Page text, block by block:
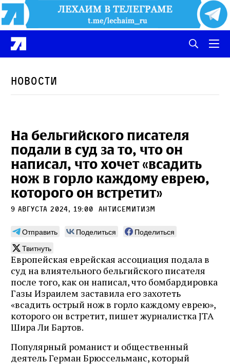
Новости
На бельгийского писателя
подали в суд за то, что он
написал, что хочет «всадить
нож в горло каждому еврею,
которого он встретит»
9 августа 2024, 19:00 антисемитизм
Отправить Поделиться
Поделиться
Твитнуть
Европейская еврейская ассоциация подала в
суд на влиятельного бельгийского писателя
после того, как он написал, что бомбардировка
Газы Израилем заставила его захотеть
«всадить острый нож в горло каждому еврею»,
которого он встретит, пишет журналистка JTA
Шира Ли Бартов.
Популярный романист и общественный
деятель Герман Брюссельманс, который